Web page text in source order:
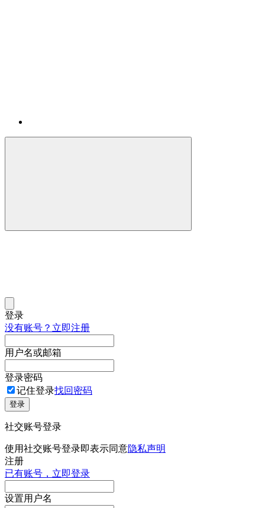
登录
没有账号？立即注册
用户名或邮箱
登录密码
记住登录找回密码
登录
社交账号登录
使用社交账号登录即表示同意隐私声明
注册
已有账号，立即登录
设置用户名